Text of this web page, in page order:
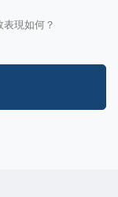
現如何？